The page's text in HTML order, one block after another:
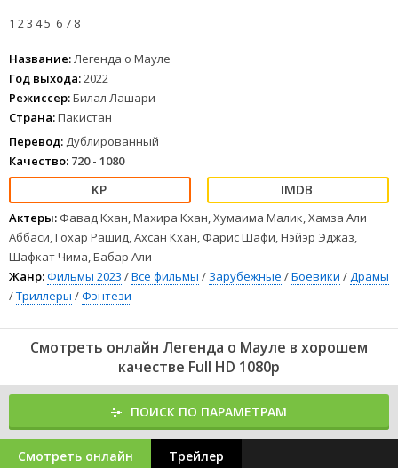
1 23 45 67 8
Название:Легенда о Мауле
Год выхода:2022
Режиссер:Билал Лашари
Страна:Пакистан
Перевод: Дублированный
Качество: 720 - 1080
Актеры: Фавад Кхан, Махира Кхан, Хумаима Малик, Хамза Али
Аббаси, Гохар Рашид, Ахсан Кхан, Фарис Шафи, Нэйэр Эджаз,
Шафкат Чима, Бабар Али
Жанр:Фильмы 2023 /Все фильмы / Зарубежные /Боевики /Драмы
/Триллеры /Фэнтези
Смотреть онлайн Легенда о Мауле в хорошем
качестве Full HD 1080p
ПОИСК ПО ПАРАМЕТРАМ
Смотреть онлайн Трейлер